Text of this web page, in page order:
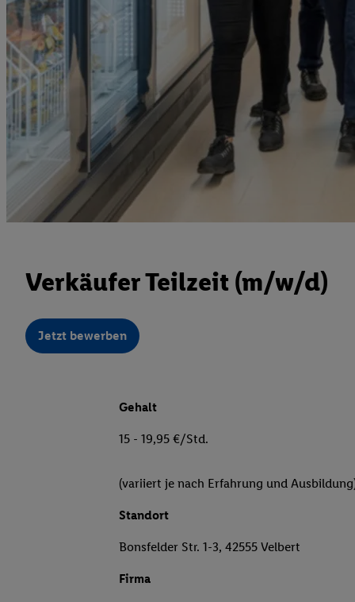
Verkäufer Teilzeit (m/w/d)
Jetzt bewerben
Gehalt
15 - 19,95 €/Std.
(variiert je nach Erfahrung und
Standort
Bonsfelder Str. 1-3, 42555 Velbert
Firma